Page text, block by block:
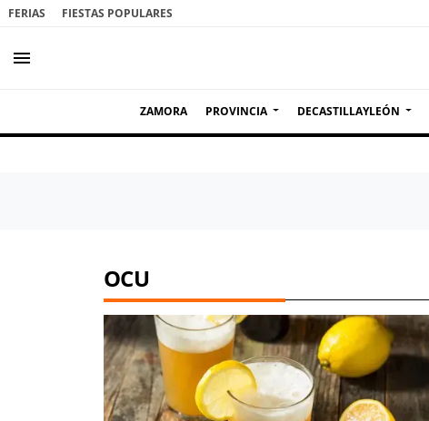
FERIAS FIESTAS POPULARES
menu
ZAMORA PROVINCIA DECASTILLAYLEÓN
OCU